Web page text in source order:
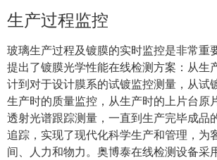
生产过程监控
玻璃生产过程及镀膜的实时监控是非常重
提出了镀膜光学性能在线检测方案：从生
计到对于设计膜系的试镀监控测量，从试
生产时的质量监控，从生产时的上片台原
透射光谱跟踪测量，一直到生产完毕成品
追踪，实现了现代化科学生产和管理，为
间、人力和物力。奥博泰在线检测设备采